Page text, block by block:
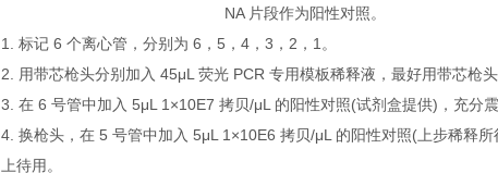
NA 片段作为阳性对照。
1. 标记 6 个离心管，分别为 6，5，4，3，2，1。
2. 用带芯枪头分别加入 45μL 荧光 PCR 专用模板稀释液，最好用带芯枪头
3. 在 6 号管中加入 5μL 1×10E7 拷贝/μL 的阳性对照(试剂盒提供)，充分
4. 换枪头，在 5 号管中加入 5μL 1×10E6 拷贝/μL 的阳性对照(上步稀释
上待用。